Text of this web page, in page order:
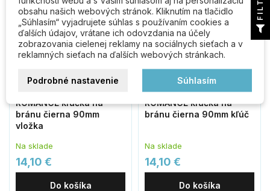
ROMANCE kľučka na
bránu čierna 90mm
vložka
Na sklade
14,10 €
Do košíka
ROMANCE kľučka na
bránu čierna 90mm kľúč
Na sklade
14,10 €
Do košíka
obsahu našich webových stránok. Kliknutím na tlačidlo
„Súhlasím“ vyjadrujete súhlas s používaním cookies a
ďalších údajov, vrátane ich odovzdania na účely
zobrazovania cielenej reklamy na sociálnych sieťach a v
reklamných sieťach na ďalších webových stránkach.
Podrobné nastavenie Súhlasím